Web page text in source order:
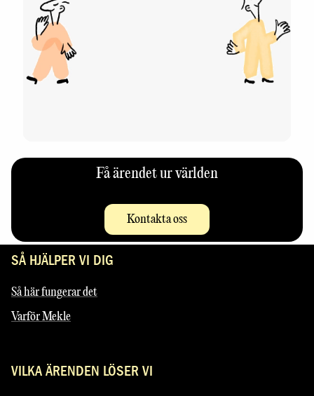
Få ärendet ur världen
Kontakta oss
SÅ HJÄLPER VI DIG
Så här fungerar det
Varför Mekle
VILKA ÄRENDEN LÖSER VI